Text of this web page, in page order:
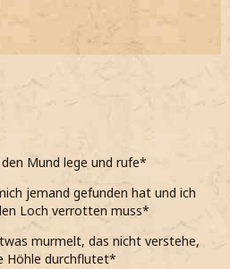
Mund lege und rufe*
jemand gefunden hat und ich
Loch verrotten muss*
murmelt, das nicht verstehe,
Höhle durchflutet*